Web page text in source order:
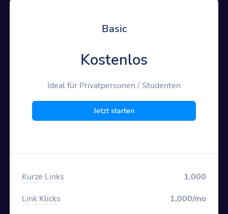
Basic
Kostenlos
Ideal für Privatpersonen / Studenten
Jetzt starten
Kurze Links
1,000
Link Klicks
1,000/mo